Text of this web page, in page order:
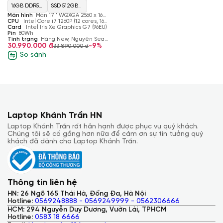
Bàn phím và Touchpad
Bàn phím fullsize trên LG Gram 17 được thiết kế rộng rãi, phím
êm giúp việc gõ trở nên chính xác và thoải mái. Một số điểm
nhỏ về thiết kế như vị trí của phím numlock và phím điều
SSD 512GB, Intel Iris Xe
Graphics, Màn 17'' WQXGA)
16GB DDR5
5200 MHz
onboard
SSD 512GB
M.2 PCIe
NVMe
Màn hình
Màn 17'' WQXGA 2560 x 1600
px, IPS LCD, 500 nits, 60 Hz, Anti-glare
IPS, LGD, DCI-P3 99%
CPU
Intel Core i7 1260P (12 cores, 16
threads, 2.1 GHz - 4.7 GHz, L3
Cache)
Card
Intel Iris Xe Graphics G7 (96EU)
Pin 80Wh
Tình trạng
Hàng New, Nguyên Seal,
Nhập Khẩu
30.990.000 đ33.890.000 đ-9%
So sánh
Laptop Khánh Trần HN
Laptop Khánh Trần rất hân hạnh được phục vụ quý khách.
Chúng tôi sẽ cố gắng hơn nữa để cảm ơn sự tin tưởng quý
khách đã dành cho Laptop Khánh Trần.
Thông tin liên hệ
HN: 26 Ngõ 165 Thái Hà, Đống Đa, Hà Nội
Hotline: 0569248888 - 0569249999 - 0562306666
HCM: 294 Nguyễn Duy Dương, Vườn Lài, TPHCM
Hotline: 0583 18 6666